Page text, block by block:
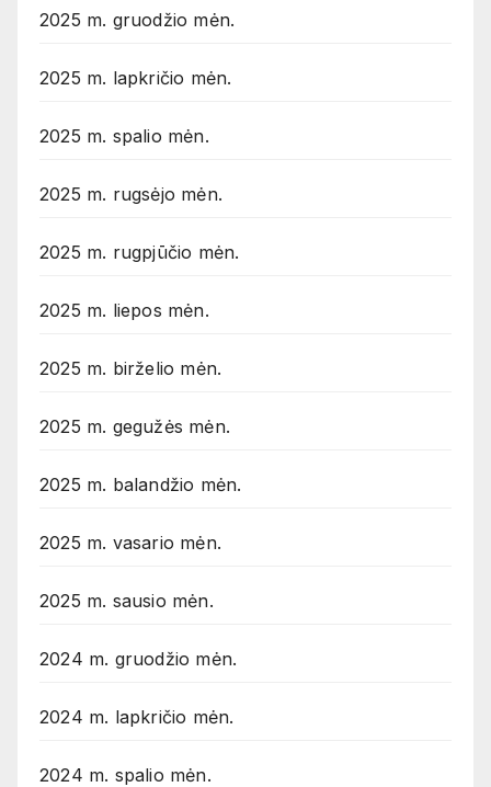
2025 m. gruodžio mėn.
2025 m. lapkričio mėn.
2025 m. spalio mėn.
2025 m. rugsėjo mėn.
2025 m. rugpjūčio mėn.
2025 m. liepos mėn.
2025 m. birželio mėn.
2025 m. gegužės mėn.
2025 m. balandžio mėn.
2025 m. vasario mėn.
2025 m. sausio mėn.
2024 m. gruodžio mėn.
2024 m. lapkričio mėn.
2024 m. spalio mėn.